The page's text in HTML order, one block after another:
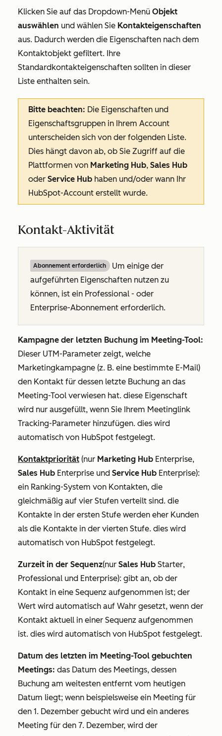
Klicken Sie auf das Dropdown-Menü Objekt
auswählen und wählen Sie Kontakteigenschaften
aus. Dadurch werden die Eigenschaften nach dem
Kontaktobjekt gefiltert. Ihre
Standardkontakteigenschaften sollten in dieser
Liste enthalten sein.
Bitte beachten: Die Eigenschaften und
Eigenschaftsgruppen in Ihrem Account
unterscheiden sich von der folgenden Liste.
Dies hängt davon ab, ob Sie Zugriff auf die
Plattformen von Marketing Hub, Sales Hub
oder Service Hub haben und/oder wann Ihr
HubSpot-Account erstellt wurde.
Kontakt-Aktivität
Abonnement erforderlich
Um einige der
aufgeführten Eigenschaften nutzen zu
können, ist ein Professional - oder
Enterprise-Abonnement erforderlich.
Kampagne der letzten Buchung im Meeting-Tool:
Dieser UTM-Parameter zeigt, welche
Marketingkampagne (z. B. eine bestimmte E-Mail)
den Kontakt für dessen letzte Buchung an das
Meeting-Tool verwiesen hat. diese Eigenschaft
wird nur ausgefüllt, wenn Sie Ihrem Meetinglink
Tracking-Parameter hinzufügen. dies wird
automatisch von HubSpot festgelegt.
Kontaktpriorität (nur Marketing Hub Enterprise,
Sales Hub Enterprise und Service Hub Enterprise):
ein Ranking-System von Kontakten, die
gleichmäßig auf vier Stufen verteilt sind. die
Kontakte in der ersten Stufe werden eher Kunden
als die Kontakte in der vierten Stufe. dies wird
automatisch von HubSpot festgelegt.
Zurzeit in der Sequenz(nur Sales Hub Starter,
Professional und Enterprise): gibt an, ob der
Kontakt in eine Sequenz aufgenommen ist; der
Wert wird automatisch auf Wahr gesetzt, wenn der
Kontakt aktuell in einer Sequenz aufgenommen
ist. dies wird automatisch von HubSpot festgelegt.
Datum des letzten im Meeting-Tool gebuchten
Meetings: das Datum des Meetings, dessen
Buchung am weitesten entfernt vom heutigen
Datum liegt; wenn beispielsweise ein Meeting für
den 1. Dezember gebucht wird und ein anderes
Meeting für den 7. Dezember, wird der